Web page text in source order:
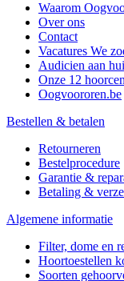
Waarom
Over ons
Contact
Vacatures We
Audicien aan
Onze 12
Oogvoororen.be
Bestellen & betalen
Retourneren
Bestelprocedure
Garantie &
Betaling &
Algemene informatie
Filter, dome en
Hoortoestellen
Soorten